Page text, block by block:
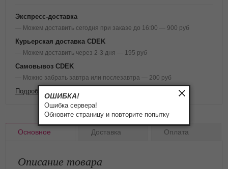
Экспресс-доставка
— Можем доставить сегодня при заказе до 16:00 — 900 руб
Курьерская доставка CDEK
— Можем доставить через 2-3 дня — 195 руб
Самовывоз CDEK
— Можно забрать завтра или послезавтра — 200 руб
Подробнее о доставке и оплате
Основное Доставка Оплата
Описание товара
ОШИБКА!
Ошибка сервера!
Обновите страницу и повторите попытку